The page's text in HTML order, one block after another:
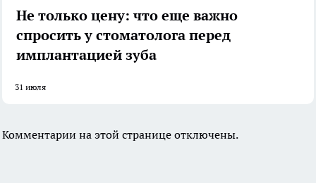
Не только цену: что еще важно
спросить у стоматолога перед
имплантацией зуба
31 июля
Комментарии на этой странице отключены.